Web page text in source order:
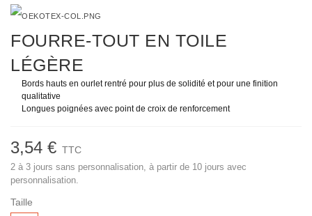
FOURRE-TOUT EN TOILE
LÉGÈRE
Bords hauts en ourlet rentré pour plus de solidité et pour une finition
qualitative
Longues poignées avec point de croix de renforcement
3,54 € TTC
2 à 3 jours sans personnalisation, à partir de 10 jours avec
personnalisation.
Taille